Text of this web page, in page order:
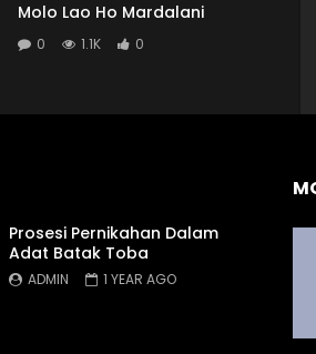
Molo Lao Ho Mardalani
0 1.1K 0
Prosesi Pernikahan Dalam
Adat Batak Toba
ADMIN 1 YEAR AGO